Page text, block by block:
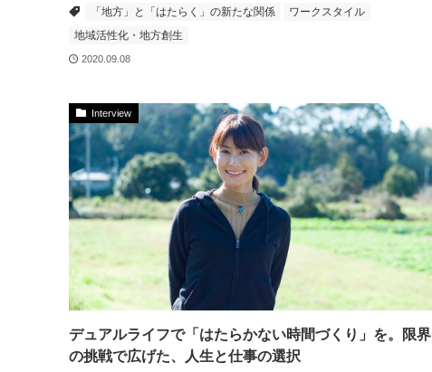
「地方」と「はたらく」の新たな関係
ワークスタイル
地域活性化・地方創生
2020.09.08
Interview
デュアルライフで「はたらかない時間づくり」を。限界
の挑戦で広げた、人生と仕事の選択